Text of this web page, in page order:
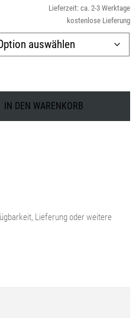
Lieferzeit: ca. 2-3 Werktage
kostenlose Lieferung
IN DEN WARENKORB
Lieferung oder weitere